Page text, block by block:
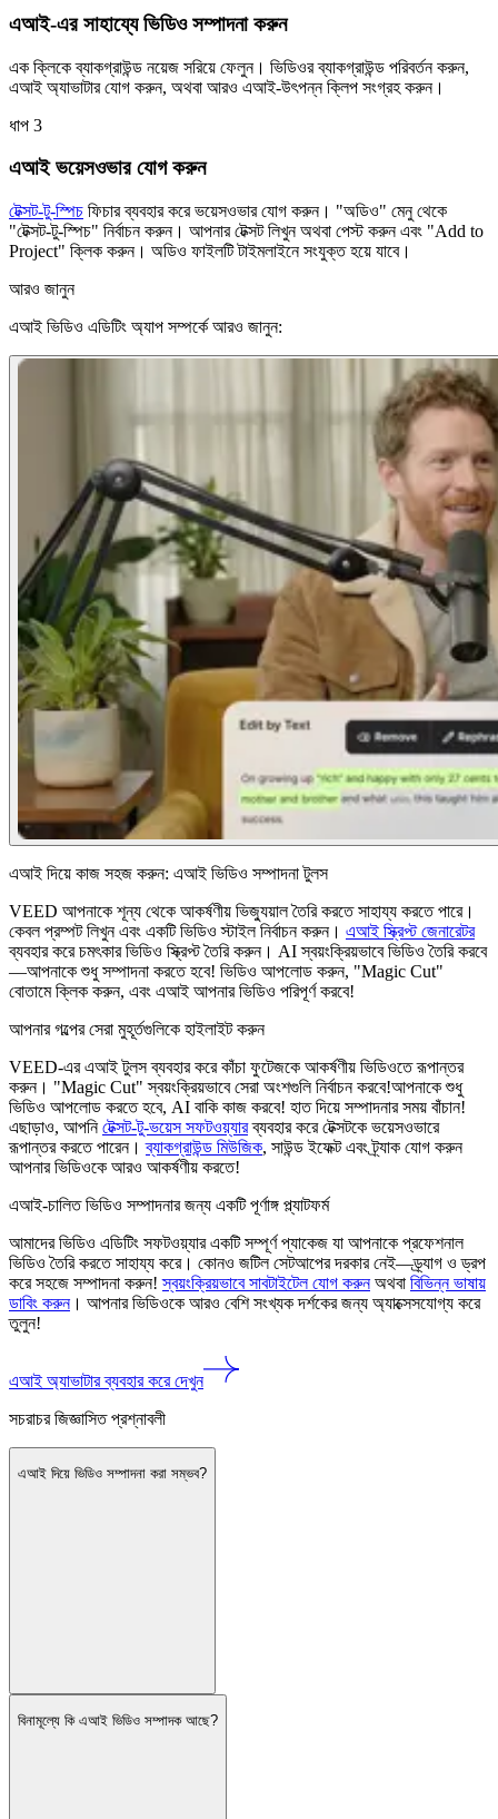
এআই-এর সাহায্যে ভিডিও সম্পাদনা করুন
এক ক্লিকে ব্যাকগ্রাউন্ড নয়েজ সরিয়ে ফেলুন। ভিডিওর ব্যাকগ্রাউন্ড পরিবর্তন করুন,
এআই অ্যাভাটার যোগ করুন, অথবা আরও এআই-উৎপন্ন ক্লিপ সংগ্রহ করুন।
ধাপ 3
এআই ভয়েসওভার যোগ করুন
টেক্সট-টু-স্পিচ ফিচার ব্যবহার করে ভয়েসওভার যোগ করুন। "অডিও" মেনু থেকে
"টেক্সট-টু-স্পিচ" নির্বাচন করুন। আপনার টেক্সট লিখুন অথবা পেস্ট করুন এবং "Add to
Project" ক্লিক করুন। অডিও ফাইলটি টাইমলাইনে সংযুক্ত হয়ে যাবে।
আরও জানুন
এআই ভিডিও এডিটিং অ্যাপ সম্পর্কে আরও জানুন:
এআই দিয়ে কাজ সহজ করুন: এআই ভিডিও সম্পাদনা টুলস
VEED আপনাকে শূন্য থেকে আকর্ষণীয় ভিজ্যুয়াল তৈরি করতে সাহায্য করতে পারে।
কেবল প্রম্পট লিখুন এবং একটি ভিডিও স্টাইল নির্বাচন করুন। এআই স্ক্রিপ্ট জেনারেটর
ব্যবহার করে চমৎকার ভিডিও স্ক্রিপ্ট তৈরি করুন। AI স্বয়ংক্রিয়ভাবে ভিডিও তৈরি করবে
—আপনাকে শুধু সম্পাদনা করতে হবে! ভিডিও আপলোড করুন, "Magic Cut"
বোতামে ক্লিক করুন, এবং এআই আপনার ভিডিও পরিপূর্ণ করবে!
আপনার গল্পের সেরা মুহূর্তগুলিকে হাইলাইট করুন
VEED-এর এআই টুলস ব্যবহার করে কাঁচা ফুটেজকে আকর্ষণীয় ভিডিওতে রূপান্তর
করুন। "Magic Cut" স্বয়ংক্রিয়ভাবে সেরা অংশগুলি নির্বাচন করবে!আপনাকে শুধু
ভিডিও আপলোড করতে হবে, AI বাকি কাজ করবে! হাত দিয়ে সম্পাদনার সময় বাঁচান!
এছাড়াও, আপনিটেক্সট-টু-ভয়েস সফটওয়্যারব্যবহার করে টেক্সটকে ভয়েসওভারে
রূপান্তর করতে পারেন।ব্যাকগ্রাউন্ড মিউজিক, সাউন্ড ইফেক্ট এবং ট্র্যাক যোগ করুন
আপনার ভিডিওকে আরও আকর্ষণীয় করতে!
এআই-চালিত ভিডিও সম্পাদনার জন্য একটি পূর্ণাঙ্গ প্ল্যাটফর্ম
আমাদের ভিডিও এডিটিং সফটওয়্যার একটি সম্পূর্ণ প্যাকেজ যা আপনাকে প্রফেশনাল
ভিডিও তৈরি করতে সাহায্য করে। কোনও জটিল সেটআপের দরকার নেই—ড্র্যাগ ও ড্রপ
করে সহজে সম্পাদনা করুন!স্বয়ংক্রিয়ভাবে সাবটাইটেল যোগ করুনঅথবা বিভিন্ন ভাষায়
ডাবিং করুন। আপনার ভিডিওকে আরও বেশি সংখ্যক দর্শকের জন্য অ্যাক্সেসযোগ্য করে
তুলুন!
এআই অ্যাভাটার ব্যবহার করে দেখুন
সচরাচর জিজ্ঞাসিত প্রশ্নাবলী
এআই দিয়ে ভিডিও সম্পাদনা করা সম্ভব?
বিনামূল্যে কি এআই ভিডিও সম্পাদক আছে?